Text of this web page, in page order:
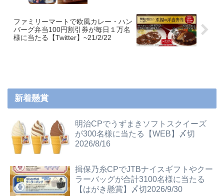
ファミリーマートで欧風カレー・ハン
バーグ弁当100円割引券が毎日１万名
様に当たる【Twitter】~21/2/22
新着懸賞
明治CPでうずまきソフトスクイーズ
が300名様に当たる【WEB】〆切
2026/8/16
揖保乃糸CPでJTBナイスギフトやクー
ラーバッグが合計3100名様に当たる
【はがき懸賞】〆切2026/9/30